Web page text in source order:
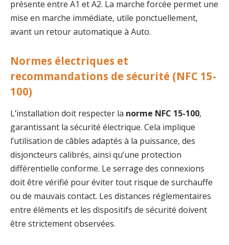
présente entre A1 et A2. La marche forcée permet une
mise en marche immédiate, utile ponctuellement,
avant un retour automatique à Auto.
Normes électriques et
recommandations de sécurité (NFC 15-
100)
L’installation doit respecter la norme NFC 15-100,
garantissant la sécurité électrique. Cela implique
l’utilisation de câbles adaptés à la puissance, des
disjoncteurs calibrés, ainsi qu’une protection
différentielle conforme. Le serrage des connexions
doit être vérifié pour éviter tout risque de surchauffe
ou de mauvais contact. Les distances réglementaires
entre éléments et les dispositifs de sécurité doivent
être strictement observées.